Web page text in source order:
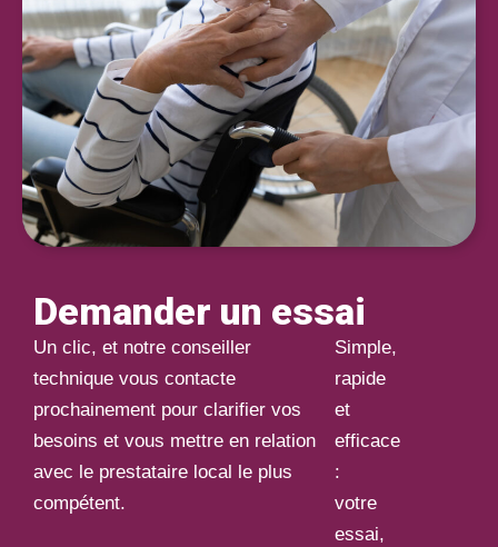
Demander un essai
Un clic, et notre conseiller
technique vous contacte
prochainement pour clarifier vos
besoins et vous mettre en relation
avec le prestataire local le plus
compétent.
Simple,
rapide
et
efficace
:
votre
essai,